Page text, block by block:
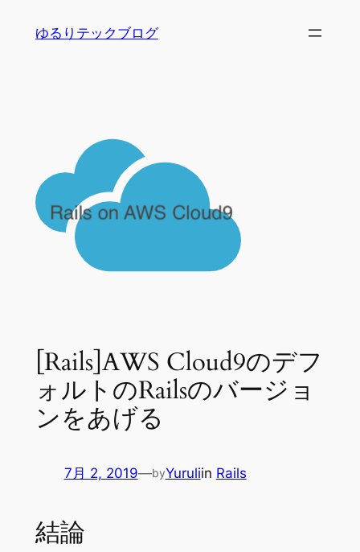
ゆるりテックブログ
[Rails]AWS Cloud9のデフ
ォルトのRailsのバージョ
ンをあげる
7月 2, 2019—byYuruliin Rails
結論